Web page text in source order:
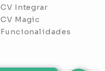
CV Integrar
CV Magic
Funcionalidades